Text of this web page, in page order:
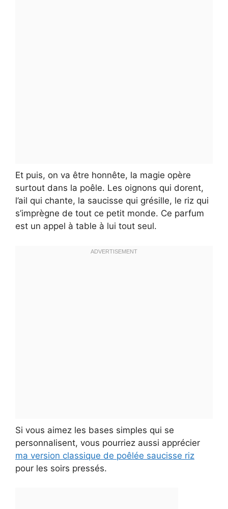
Et puis, on va être honnête, la magie opère
surtout dans la poêle. Les oignons qui dorent,
l’ail qui chante, la saucisse qui grésille, le riz qui
s’imprègne de tout ce petit monde. Ce parfum
est un appel à table à lui tout seul.
Si vous aimez les bases simples qui se
personnalisent, vous pourriez aussi apprécier
ma version classique de poêlée saucisse riz
pour les soirs pressés.